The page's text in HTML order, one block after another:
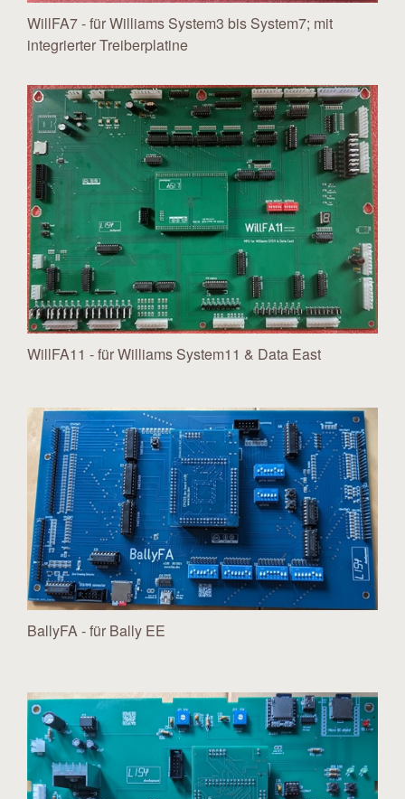
WillFA7 - für Williams System3 bis System7; mit
integrierter Treiberplatine
WillFA11 - für Williams System11 & Data East
BallyFA - für Bally EE